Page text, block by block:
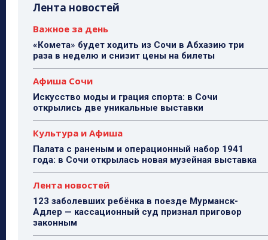
Лента новостей
Важное за день
«Комета» будет ходить из Сочи в Абхазию три
раза в неделю и снизит цены на билеты
Афиша Сочи
Искусство моды и грация спорта: в Сочи
открылись две уникальные выставки
Культура и Афиша
Палата с раненым и операционный набор 1941
года: в Сочи открылась новая музейная выставка
Лента новостей
123 заболевших ребёнка в поезде Мурманск-
Адлер — кассационный суд признал приговор
законным